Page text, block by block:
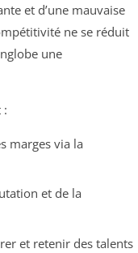
et d’une mauvaise
ne se réduit
une
:
marges via la
et de la
et retenir des talents